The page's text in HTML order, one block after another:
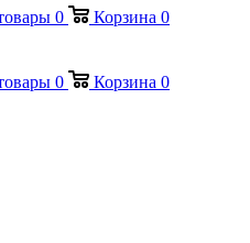
0 Корзина 0
0 Корзина 0